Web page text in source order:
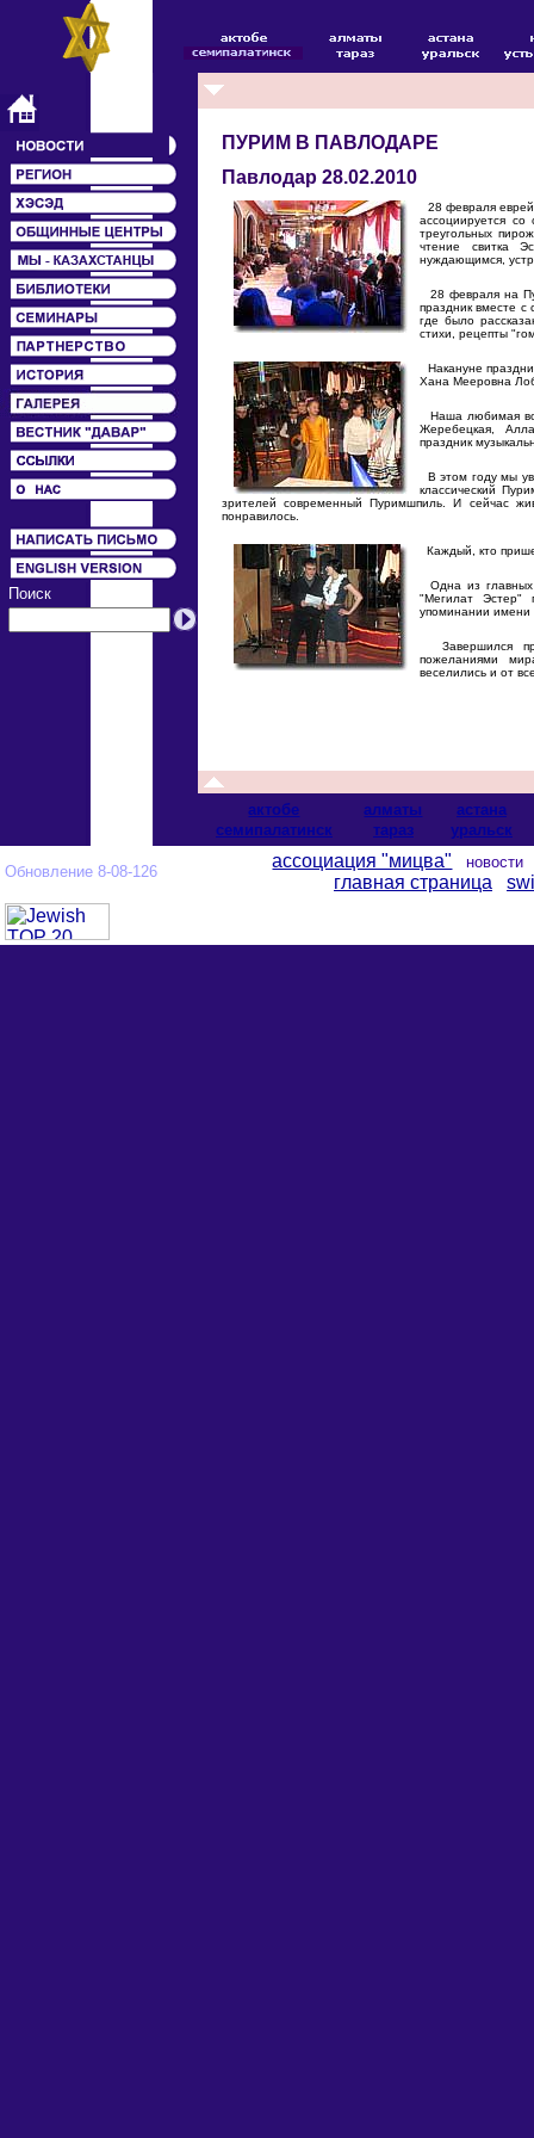
Поиск
ПУРИМ В ПАВЛОДАРЕ
Павлодар 28.02.2010
28 февраля
ассоциируется
треугольных
чтение свитка
нуждающимся,
28 февраля на
праздник вместе с
где было
стихи, рецепты
Накануне
Хана Мееровна
Наша любимая
Жеребецкая,
праздник
В этом году мы
классический
зрителей современный Пуримшпиль. И сейчас
понравилось.
Каждый, кто
Одна из главных
"Мегилат Эстер"
упоминании имени
Завершился
пожеланиями
веселились и от
актобе алматы
астана
cемипалатинск
тараз уральск
Обновление 8-08-126
ассоциация "мицва"
главная страница